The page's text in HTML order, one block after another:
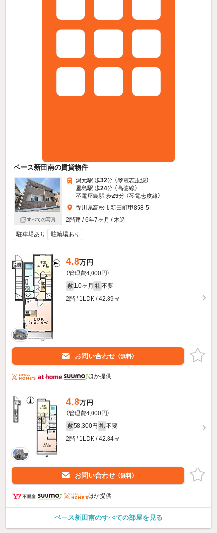
ベース新田南の賃貸物件
すべての写真
潟元駅 歩32分 （琴電志度線）
屋島駅 歩24分 （高徳線）
琴電屋島駅 歩29分 （琴電志度線）
香川県高松市新田町甲858-5
2階建 / 6年7ヶ月 / 木造
駐車場あり 駐輪場あり
4.8万円
（管理費4,000円）
敷 1.0ヶ月 礼 不要
2階 / 1LDK / 42.89㎡
お問い合わせ （無料）
ほか提供
4.8万円
（管理費4,000円）
敷 58,300円 礼 不要
2階 / 1LDK / 42.84㎡
お問い合わせ （無料）
ほか提供
ベース新田南のすべての部屋を見る